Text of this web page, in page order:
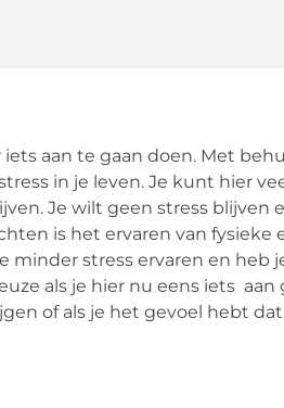
aan te gaan doen. Met
in je leven. Je kunt hier
Je wilt geen stress blijven
is het ervaren van fysieke
minder stress ervaren en heb
als je hier nu eens iets aan
of als je het gevoel hebt dat